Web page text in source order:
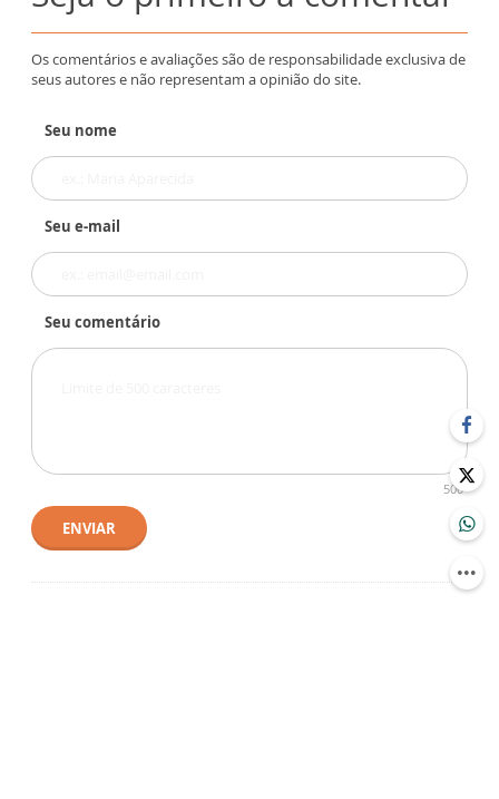
Os comentários e avaliações são de responsabilidade exclusiva de
seus autores e não representam a opinião do site.
Seu nome
Seu e-mail
Seu comentário
500
ENVIAR